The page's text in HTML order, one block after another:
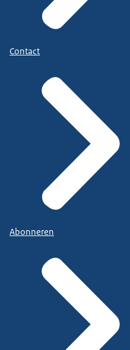
Contact
Abonneren